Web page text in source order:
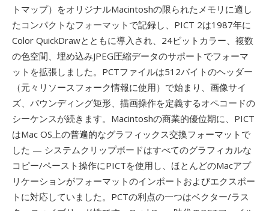
トマップ）をオリジナルMacintoshの限られたメモリに適し
たコンパクトなフォーマットで記録し、PICT 2は1987年に
Color QuickDrawとともに導入され、24ビットカラー、複数
の色空間、埋め込みJPEG圧縮データのサポートでフォーマ
ットを拡張しました。PCTファイルは512バイトのヘッダー
（元々リソースフォーク情報に使用）で始まり、画像サイ
ズ、バウンディング矩形、描画操作を定義するオペコードの
シーケンスが続きます。Macintoshの商業的優位期に、PICT
はMac OS上の普遍的なグラフィックス交換フォーマットで
した — システムクリップボードはすべてのグラフィカルな
コピー/ペースト操作にPICTを使用し、ほとんどのMacアプ
リケーションがフォーマットのインポートおよびエクスポー
トに対応していました。PCTの利点の一つはベクター/ラス